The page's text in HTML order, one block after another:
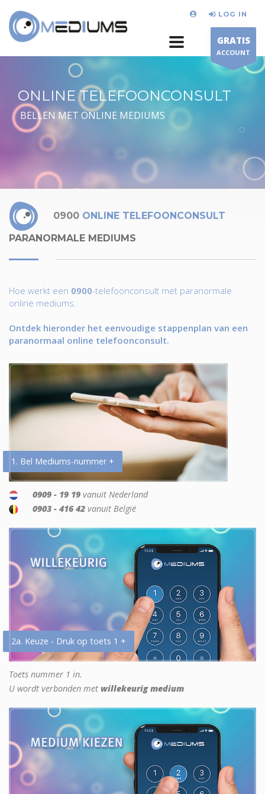
LOG IN
GRATIS
ACCOUNT
ONLINE TELEFOONCONSULT
BELLEN MET ONLINE MEDIUMS
0900 ONLINE TELEFOONCONSULT
PARANORMALE MEDIUMS
Hoe werkt een 0900-telefoonconsult met paranormale
online mediums.
Ontdek hieronder het eenvoudige stappenplan van een
paranormaal online telefoonconsult.
1. Bel Mediums-nummer +
0909 - 19 19 vanuit Nederland
0903 - 416 42 vanuit België
2a. Keuze - Druk op toets 1 +
Toets nummer 1 in.
U wordt verbonden met willekeurig medium